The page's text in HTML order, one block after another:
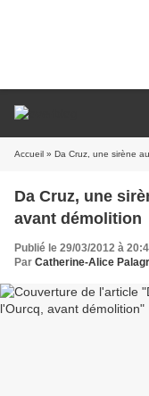
Accueil » Da Cruz, une sirène
Da Cruz, une
avant démolition
Publié le 29/03/2012 à
Par Catherine-Alice